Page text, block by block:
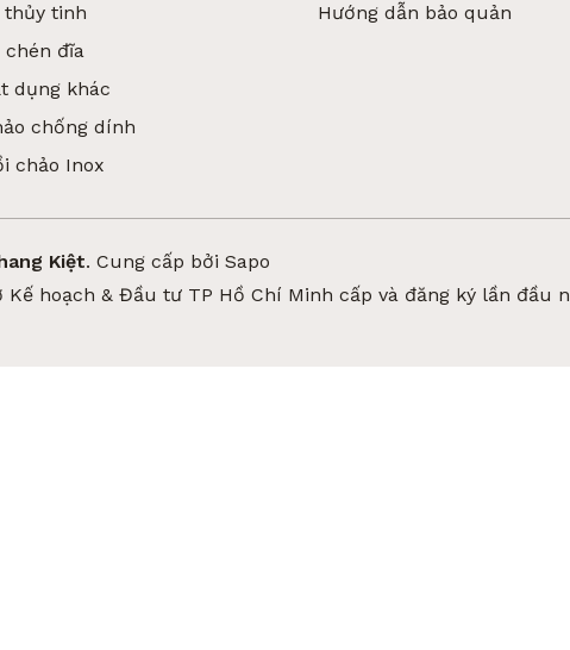
thủy tinh
chén đĩa
dụng khác
chống dính
chảo Inox
Hướng dẫn bảo quản
Kiệt. Cung cấp bởi Sapo
Kế hoạch & Đầu tư TP Hồ Chí Minh cấp và đăng ký lần đầu